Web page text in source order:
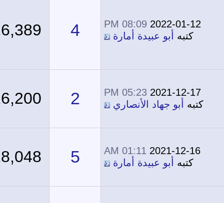
2022-01-12
08:09 PM
كتبهأبو عبيدة أمارة 16,389
2021-12-17
05:23 PM
كتبهأبو جهاد الأنصاري 16,200
2021-12-16
01:11 AM
كتبهأبو عبيدة أمارة 18,048